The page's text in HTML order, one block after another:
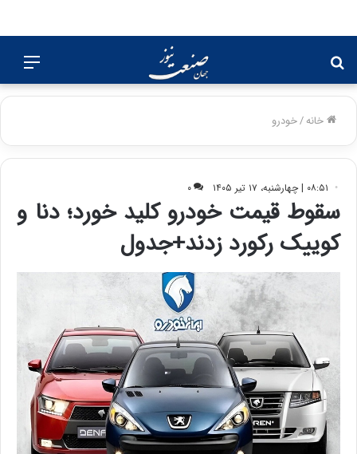
برای
خانه/خودرو
۰۸:۵۱ | چهارشنبه، ۱۷ تیر ۱۴۰۵ ۰
سقوط قیمت خودرو کلید خورد؛ دنا و
کوییک رکورد زدند+جدول